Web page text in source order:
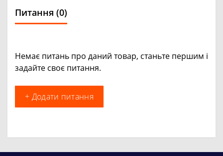
Питання (0)
Немає питань про даний товар, станьте першим і
задайте своє питання.
+ Додати питання